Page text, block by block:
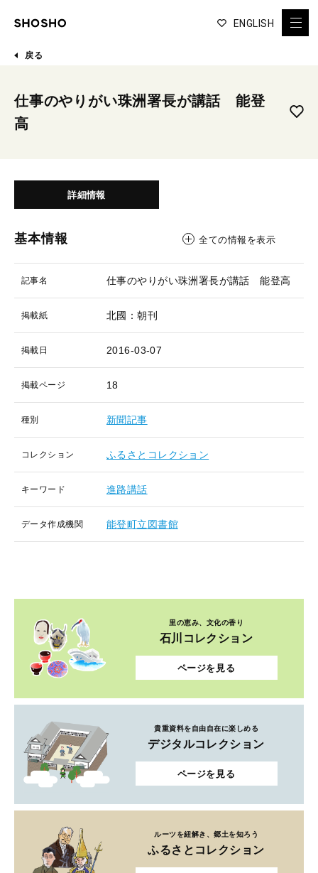
ENGLISH
戻る
仕事のやりがい珠洲署長が講話 能登
高
詳細情報
基本情報 全ての情報を表示
記事名 仕事のやりがい珠洲署長が講話 能登高
掲載紙 北國：朝刊
掲載日 2016-03-07
掲載ページ 18
種別 新聞記事
コレクション ふるさとコレクション
キーワード 進路講話
データ作成機関 能登町立図書館
里の恵み、文化の香り
石川コレクション
ページを見る
貴重資料を自由自在に楽しめる
デジタルコレクション
ページを見る
ルーツを紐解き、郷土を知ろう
ふるさとコレクション